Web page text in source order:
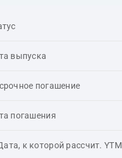
выпуска
погашение
погашения
к которой рассчит. YTM